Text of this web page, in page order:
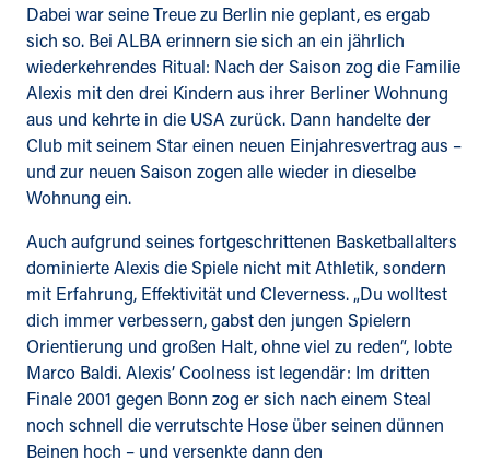
Dabei war seine Treue zu Berlin nie geplant, es ergab
sich so. Bei ALBA erinnern sie sich an ein jährlich
wiederkehrendes Ritual: Nach der Saison zog die Familie
Alexis mit den drei Kindern aus ihrer Berliner Wohnung
aus und kehrte in die USA zurück. Dann handelte der
Club mit seinem Star einen neuen Einjahresvertrag aus –
und zur neuen Saison zogen alle wieder in dieselbe
Wohnung ein.
Auch aufgrund seines fortgeschrittenen Basketballalters
dominierte Alexis die Spiele nicht mit Athletik, sondern
mit Erfahrung, Effektivität und Cleverness. „Du wolltest
dich immer verbessern, gabst den jungen Spielern
Orientierung und großen Halt, ohne viel zu reden“, lobte
Marco Baldi. Alexis’ Coolness ist legendär: Im dritten
Finale 2001 gegen Bonn zog er sich nach einem Steal
noch schnell die verrutschte Hose über seinen dünnen
Beinen hoch – und versenkte dann den